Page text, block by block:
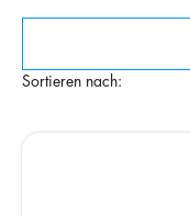
Sortieren nach: